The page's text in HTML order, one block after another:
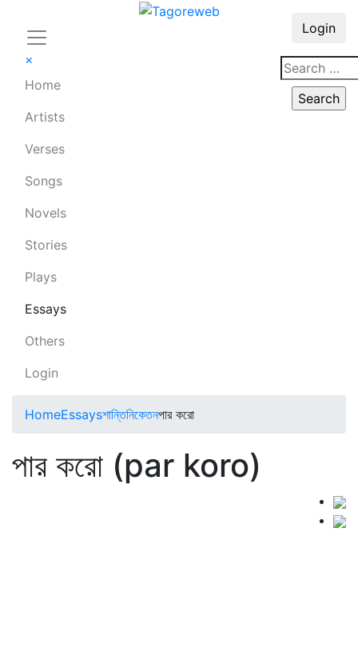
×
Home
Artists
Verses
Songs
Novels
Stories
Plays
Essays
Others
Login
Login
HomeEssaysশান্তিনিকেতনপার করো
পার করো (par koro)